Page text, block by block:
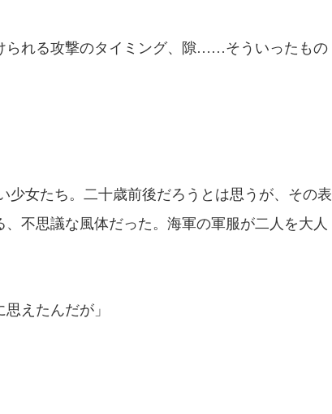
られる攻撃のタイミング、隙……そういったもの
少女たち。二十歳前後だろうとは思うが、その表
不思議な風体だった。海軍の軍服が二人を大人
えたんだが」